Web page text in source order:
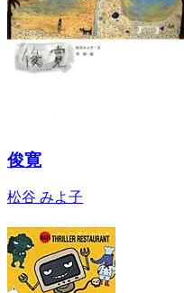
俊寛
松谷 みよ子